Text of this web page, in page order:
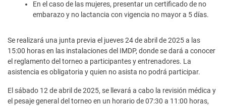
En el caso de las mujeres, presentar un certificado de no
embarazo y no lactancia con vigencia no mayor a 5 días.
Se realizará una junta previa el jueves 24 de abril de 2025 a las
15:00 horas en las instalaciones del IMDP, donde se dará a conocer
el reglamento del torneo a participantes y entrenadores. La
asistencia es obligatoria y quien no asista no podrá participar.
El sábado 12 de abril de 2025, se llevará a cabo la revisión médica y
el pesaje general del torneo en un horario de 07:30 a 11:00 horas,